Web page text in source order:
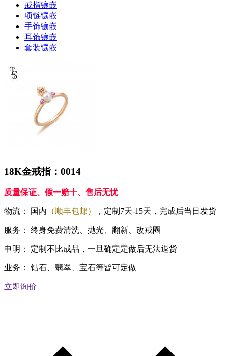
戒指镶嵌
项链镶嵌
手饰镶嵌
耳饰镶嵌
套装镶嵌
18K金戒指：0014
质量保证、假一赔十、售后无忧
物流： 国内 （顺丰包邮） ，定制7天-15天，完成后当日发货
服务： 终身免费清洗、抛光、翻新、改戒圈
申明： 定制不比成品，一旦确定定做后无法退货
业务： 钻石、翡翠、宝石等皆可定做
立即询价